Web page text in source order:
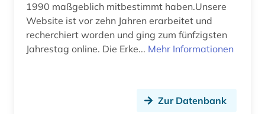
armenfürsorge (4)
armenien (2)
1990 maßgeblich mitbestimmt haben.Unsere
Website ist vor zehn Jahren erarbeitet und
recherchiert worden und ging zum fünfzigsten
Jahrestag online. Die Erke... Mehr Informationen
Zur Datenbank